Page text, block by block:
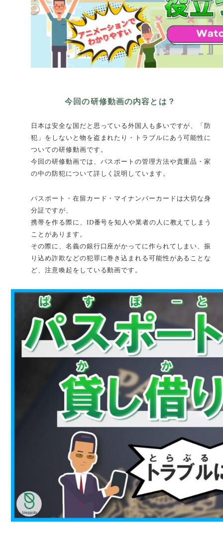
今回の研修動画の内容とは？
日本は安全な国だと思っている外国人も多いですが、「防
犯」をしないと物を盗まれたり・トラブルにあう可能性に
ついての研修動画です。
今回の研修動画では、パスポートの管理方法や貴重品・家
の中の防犯について詳しく説明しています。
パスポート・在留カード・マイナンバーカードは大切な身
分証ですが、
携帯を作る際に、ID番号を知人や業者の人に教えてしまう
ことがあります。
その際に、名義の銀行口座がかってに作られてしまい、振
り込め詐欺などの犯罪に巻き込まれる可能性があることな
ど、注意喚起をしている動画です。